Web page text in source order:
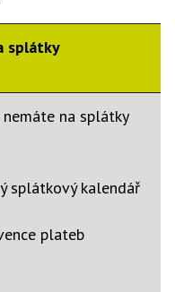
splátky
na splátky
splátkový kalendář
plateb